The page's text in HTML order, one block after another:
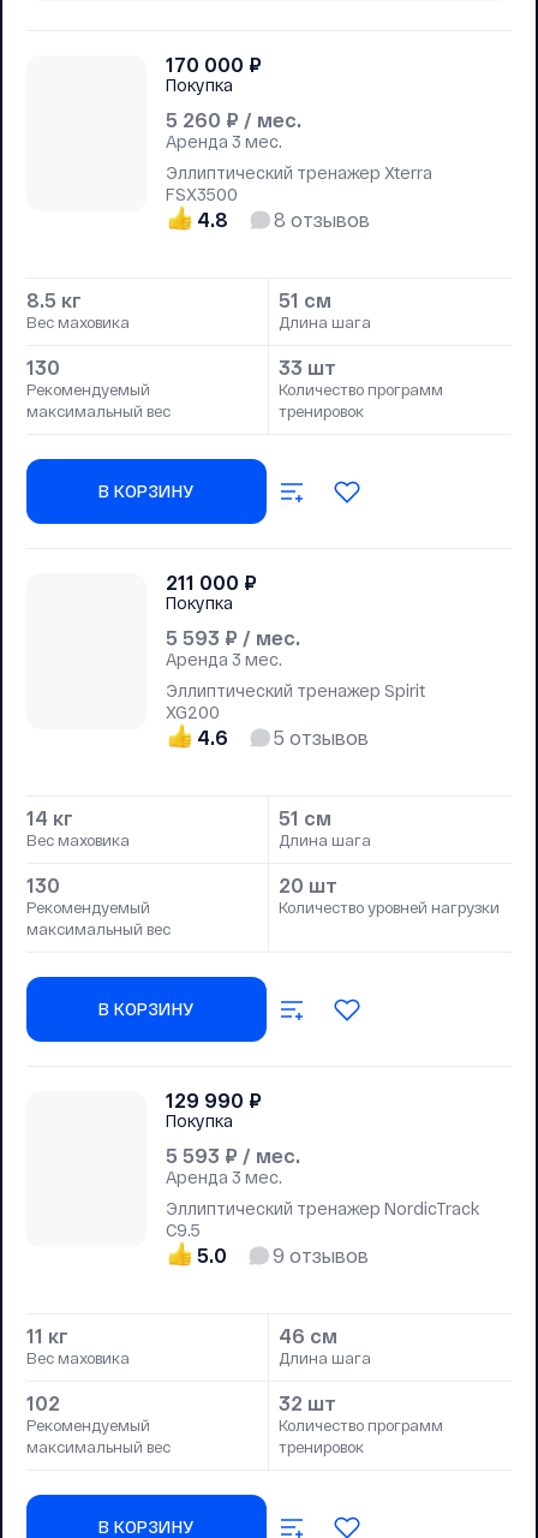
5 260 ₽ / мес.
Аренда 3 мес.
170 000 ₽
Покупка
Эллиптический тренажер Xterra
FSX3500
4.8 8 отзывов
8.5 кг
Вес маховика
51 см
Длина шага
130
Рекомендуемый
максимальный вес
33 шт
Количество программ
тренировок
В КОРЗИНУ
5 593 ₽ / мес.
Аренда 3 мес.
211 000 ₽
Покупка
Эллиптический тренажер Spirit
XG200
4.6 5 отзывов
14 кг
Вес маховика
51 см
Длина шага
130
Рекомендуемый
максимальный вес
20 шт
Количество уровней нагрузки
В КОРЗИНУ
5 593 ₽ / мес.
Аренда 3 мес.
129 990 ₽
Покупка
Эллиптический тренажер NordicTrack
C9.5
5.0 9 отзывов
11 кг
Вес маховика
46 см
Длина шага
102
Рекомендуемый
максимальный вес
32 шт
Количество программ
тренировок
В КОРЗИНУ